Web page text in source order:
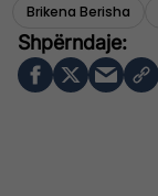
Brikena Berisha